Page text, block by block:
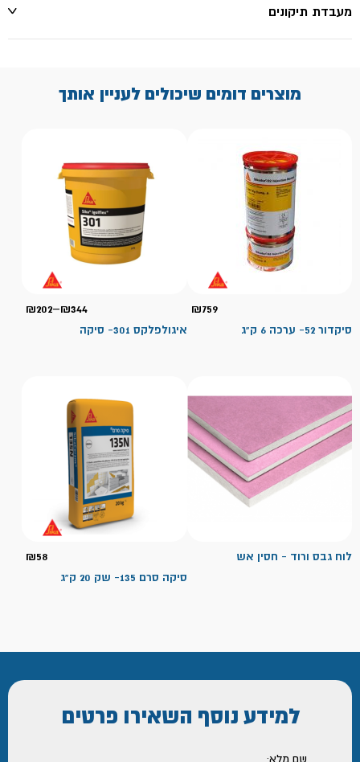
מעבדת תיקונים
מוצרים דומים שיכולים לעניין אותך
₪759
סיקדור 52- ערכה 6 ק"ג
₪202–₪344
איגולפלקס 301- סיקה
לוח גבס ורוד - חסין אש ₪58
סיקה סרם 135- שק 20 ק"ג
למידע נוסף השאירו פרטים